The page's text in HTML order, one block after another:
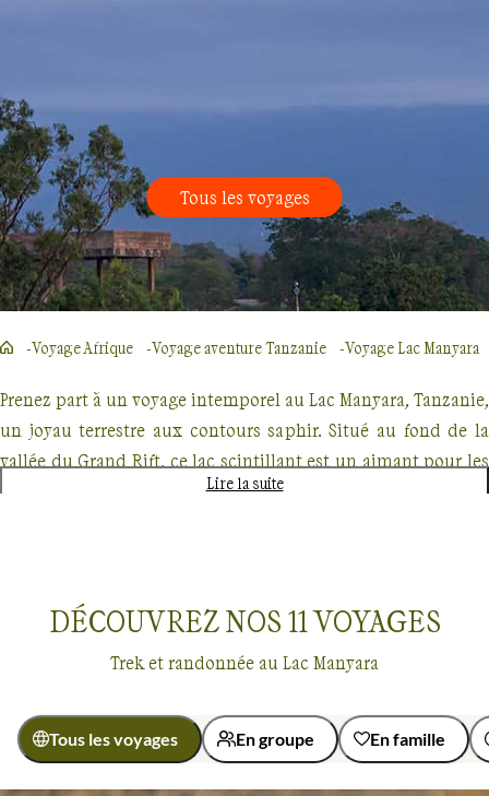
Tous les voyages
Voyage Afrique Voyage aventure Tanzanie Voyage Lac Manyara
Prenez part à un voyage intemporel au Lac Manyara, Tanzanie,
un joyau terrestre aux contours saphir. Situé au fond de la
vallée du Grand Rift, ce lac scintillant est un aimant pour les
passionnés de la vie sauvage grâce à son écosystème
Découvrez le riche patrimoine culturel maasaï situé aux
maasaï, qui s'est harmonieusement adapté à cet
son nom de leur mot pour "miracle".
Lire la suite
DÉCOUVREZ NOS 11VOYAGES
Trek et randonnée au Lac Manyara
Tous les voyages En groupe En famille